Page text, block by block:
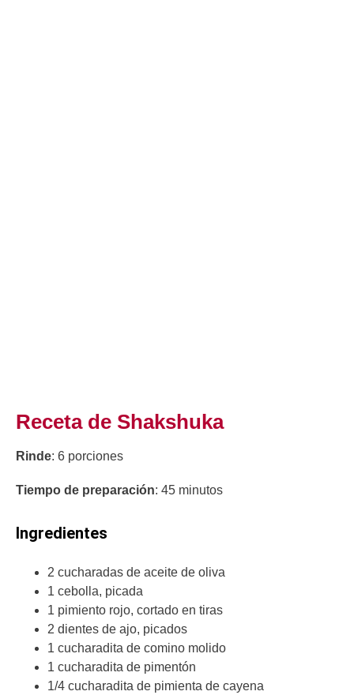
Receta de Shakshuka
Rinde: 6 porciones
Tiempo de preparación: 45 minutos
Ingredientes
2 cucharadas de aceite de oliva
1 cebolla, picada
1 pimiento rojo, cortado en tiras
2 dientes de ajo, picados
1 cucharadita de comino molido
1 cucharadita de pimentón
1/4 cucharadita de pimienta de cayena